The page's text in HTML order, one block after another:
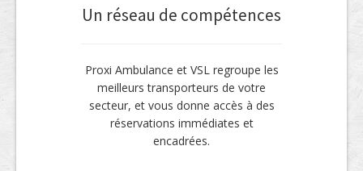
Un réseau de compétences
Proxi Ambulance et VSL regroupe les
meilleurs transporteurs de votre
secteur, et vous donne accès à des
réservations immédiates et
encadrées.